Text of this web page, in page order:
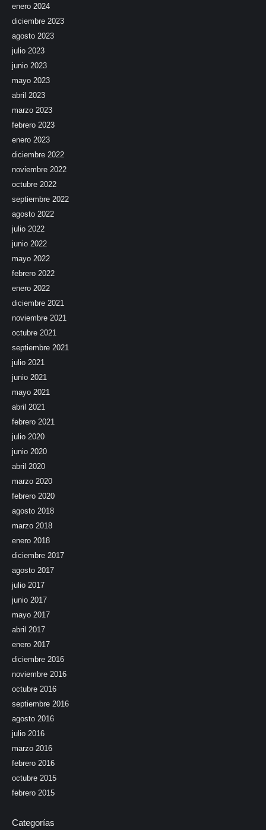
enero 2024
diciembre 2023
agosto 2023
julio 2023
junio 2023
mayo 2023
abril 2023
marzo 2023
febrero 2023
enero 2023
diciembre 2022
noviembre 2022
octubre 2022
septiembre 2022
agosto 2022
julio 2022
junio 2022
mayo 2022
febrero 2022
enero 2022
diciembre 2021
noviembre 2021
octubre 2021
septiembre 2021
julio 2021
junio 2021
mayo 2021
abril 2021
febrero 2021
julio 2020
junio 2020
abril 2020
marzo 2020
febrero 2020
agosto 2018
marzo 2018
enero 2018
diciembre 2017
agosto 2017
julio 2017
junio 2017
mayo 2017
abril 2017
enero 2017
diciembre 2016
noviembre 2016
octubre 2016
septiembre 2016
agosto 2016
julio 2016
marzo 2016
febrero 2016
octubre 2015
febrero 2015
Categorías